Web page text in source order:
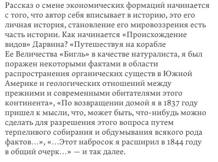
Рассказ о смене экономических формаций начинается
с того, что автор себя вписывает в историю, это его
личная история, становление его мировоззрения есть
часть истории. Как начинается «Происхождение
видов» Дарвина? «Путе­шествуя на корабле
Ее Величества «Бигль» в качестве натуралиста, я был
по­ражен некоторыми фактами в области
распространения органических существ в Южной
Америке и геологических отношений между
прежними и современ­ными обитателями этого
континента», «По возвращении домой я в 1837 году
пришел к мысли, что, может быть, что-нибудь можно
сделать для разрешения этого вопроса путем
терпеливого собирания и обдумывания всякого рода
фак­тов…», «…Этот набросок я расширил в 1844 году
в общий очерк…» — и так далее.